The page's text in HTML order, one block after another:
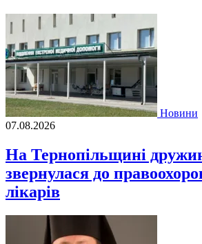
Новини
07.08.2026
На Тернопільщині
звернулася до
лікарів